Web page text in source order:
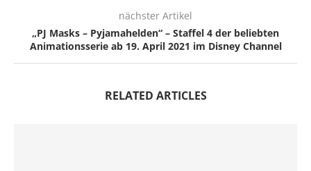
nächster Artikel
„PJ Masks – Pyjamahelden“ – Staffel 4 der beliebten
Animationsserie ab 19. April 2021 im Disney Channel
RELATED ARTICLES